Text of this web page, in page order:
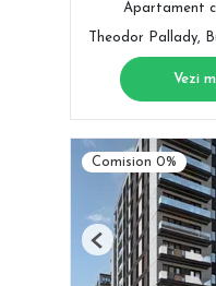
Apartament
Theodor Pallady,
Vezi
Comision 0%
Previous